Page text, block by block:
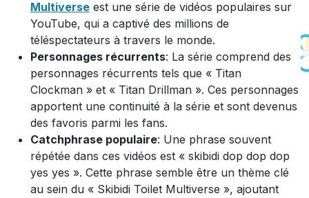
Multiverse est une série de vidéos populaires sur
YouTube, qui a captivé des millions de
téléspectateurs à travers le monde.
Personnages récurrents: La série comprend des
personnages récurrents tels que « Titan
Clockman » et « Titan Drillman ». Ces personnages
apportent une continuité à la série et sont devenus
des favoris parmi les fans.
Catchphrase populaire: Une phrase souvent
répétée dans ces vidéos est « skibidi dop dop dop
yes yes ». Cette phrase semble être un thème clé
au sein du « Skibidi Toilet Multiverse », ajoutant